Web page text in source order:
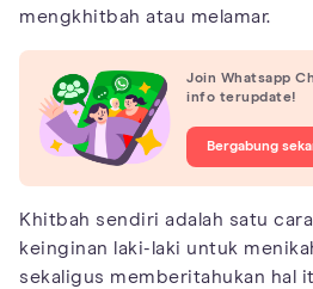
mengkhitbah atau melamar.
Join Whatsapp
info terupdate!
Bergabung
Khitbah sendiri adalah satu
keinginan laki-laki untuk
sekaligus memberitahukan hal